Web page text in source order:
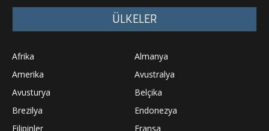
ÜLKELER
Afrika
Almanya
Amerika
Avustralya
Avusturya
Belçika
Brezilya
Endonezya
Filipinler
Fransa